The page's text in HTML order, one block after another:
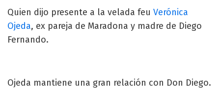
Quien dijo presente a la velada feu Verónica
Ojeda, ex pareja de Maradona y madre de Diego
Fernando.
Ojeda mantiene una gran relación con Don Diego.